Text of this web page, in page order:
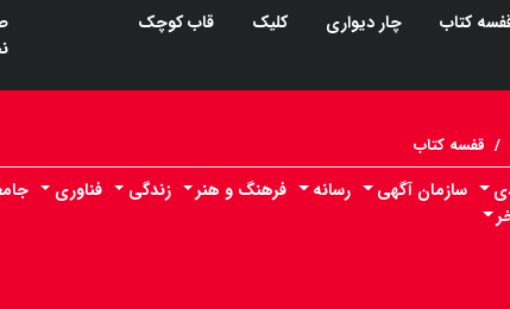
کتاب چار دیواری کلیک
قاب کوچک
/ قفسه کتاب
سازمان آگهی رسانه فرهنگ و هنر زندگی فناوری